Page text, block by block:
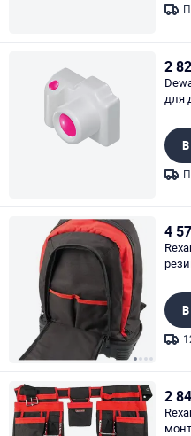
2
для
В
4
В
2